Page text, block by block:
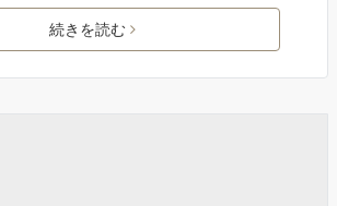
続きを読む